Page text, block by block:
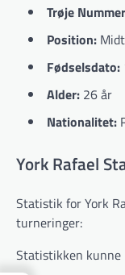
Trøje
Position:
Fødselsdato:
Alder: 26 år
Nationalitet:
York Rafael
Statistik for York
turneringer:
Statistikken kunne